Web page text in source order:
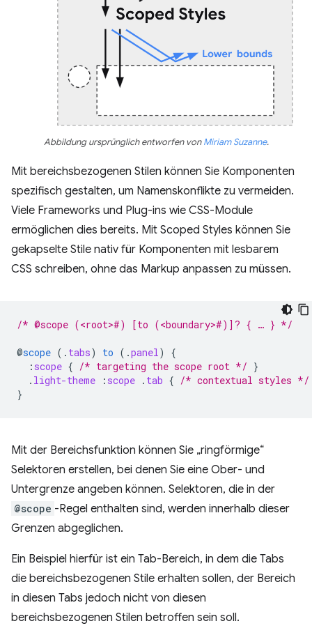
Abbildung ursprünglich entworfen vonMiriam Suzanne.
Mit bereichsbezogenen Stilen können Sie Komponenten
spezifisch gestalten, um Namenskonflikte zu vermeiden.
Viele Frameworks und Plug-ins wie CSS-Module
ermöglichen dies bereits. Mit Scoped Styles können Sie
gekapselte Stile nativ für Komponenten mit lesbarem
CSS schreiben, ohne das Markup anpassen zu müssen.
/* @scope (<root>#) [to (<boundary>#)]? { … } */
@scope ( . tabs) to ( .panel)
{
: scope { /* targeting the scope root */ }
. light-theme : scope . tab { /* contextual styles */
}
Mit der Bereichsfunktion können Sie „ringförmige“
Selektoren erstellen, bei denen Sie eine Ober- und
Untergrenze angeben können. Selektoren, die in der
@scope -Regel enthalten sind, werden innerhalb dieser
Grenzen abgeglichen.
Ein Beispiel hierfür ist ein Tab-Bereich, in dem die Tabs
die bereichsbezogenen Stile erhalten sollen, der Bereich
in diesen Tabs jedoch nicht von diesen
bereichsbezogenen Stilen betroffen sein soll.